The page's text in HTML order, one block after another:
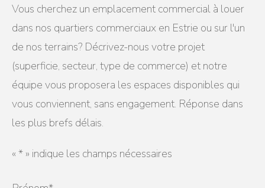
Vous cherchez un emplacement commercial à louer
dans nos quartiers commerciaux en Estrie ou sur l'un
de nos terrains? Décrivez-nous votre projet
(superficie, secteur, type de commerce) et notre
équipe vous proposera les espaces disponibles qui
vous conviennent, sans engagement. Réponse dans
les plus brefs délais.
« * » indique les champs nécessaires